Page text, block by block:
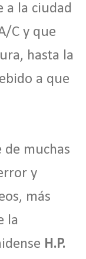
a la ciudad
C y que
hasta la
a que
de muchas
y
más
la
H.P.